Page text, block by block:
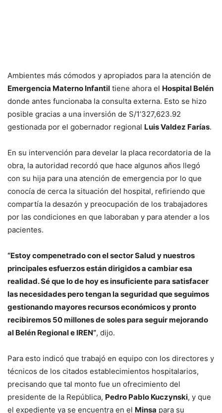
Ambientes más cómodos y apropiados para la atención de
Emergencia Materno Infantil tiene ahora el Hospital Belén
donde antes funcionaba la consulta externa. Esto se hizo
posible gracias a una inversión de S/1’327,623.92
gestionada por el gobernador regional Luis Valdez Farías.
En su intervención para develar la placa recordatoria de la
obra, la autoridad recordó que hace algunos años llegó
con su hija para una atención de emergencia por lo que
conocía de cerca la situación del hospital, refiriendo que
compartía la desazón y preocupación de los trabajadores
por las condiciones en que laboraban y para atender a los
pacientes.
“Estoy compenetrado con el sector Salud y nuestros
principales esfuerzos están dirigidos a cambiar esa
realidad. Sé que lo de hoy es insuficiente para satisfacer
las necesidades pero tengan la seguridad que seguimos
gestionando mayores recursos económicos y pronto
recibiremos 50 millones de soles para seguir mejorando
al Belén Regional e IREN”, dijo.
Para esto indicó que trabajó en equipo con los directores y
técnicos de los citados establecimientos hospitalarios,
precisando que tal monto fue un ofrecimiento del
presidente de la República, Pedro Pablo Kuczynski, y que
el expediente ya se encuentra en el Minsa para su